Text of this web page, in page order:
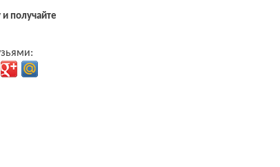
и получайте